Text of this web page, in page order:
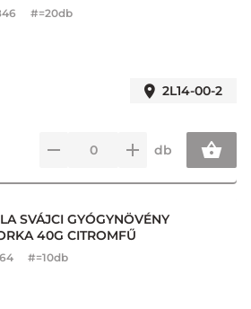
#=20db
2L14-00-2
db
SVÁJCI GYÓGYNÖVÉNY
40G CITROMFŰ
#=10db